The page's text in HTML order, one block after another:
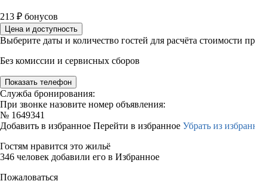
213 ₽ бонусов
Цена и доступность
Выберите даты и количество гостей для расчёта стоимости
Без комиссии и сервисных сборов
Показать телефон
Служба бронирования:
При звонке назовите номер объявления:
№ 1649341
Добавить в избранное Перейти в избранное Убрать из
Гостям нравится это жильё
346 человек добавили его в Избранное
Пожаловаться